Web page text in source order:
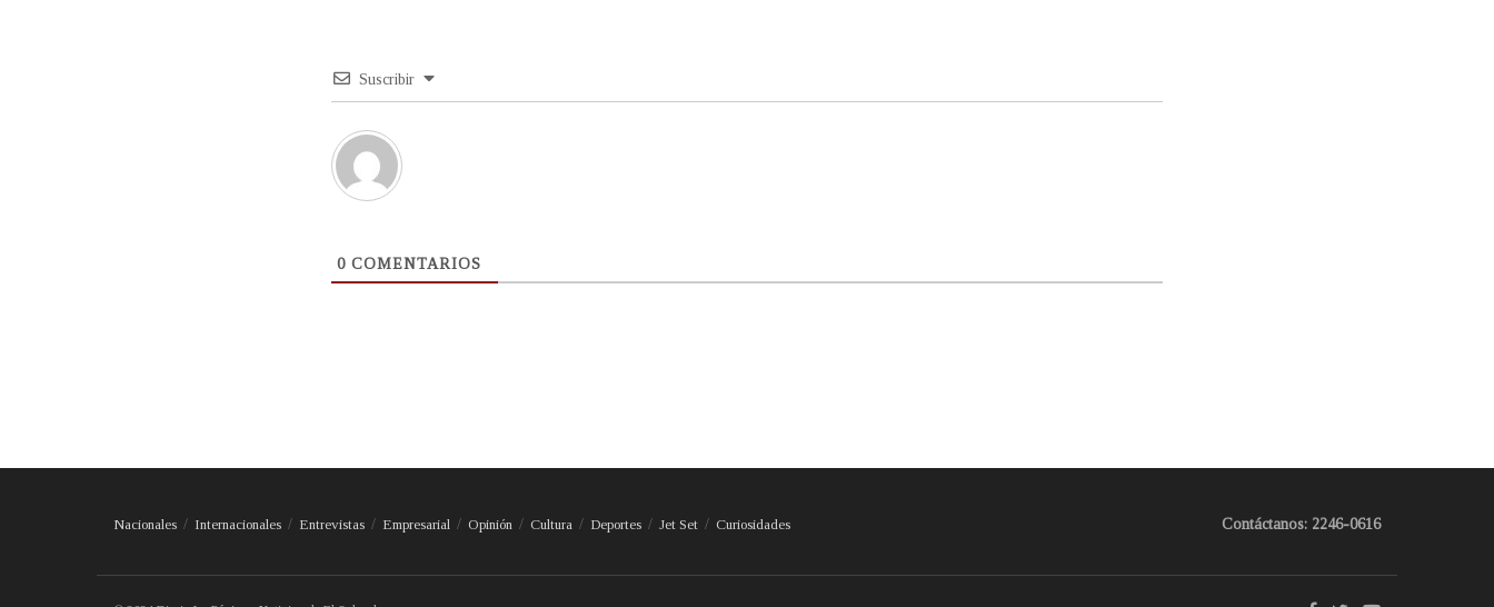
Suscribir
0 COMENTARIOS
Nacionales Internacionales Entrevistas Empresarial Opinión Cultura Deportes Jet Set Curiosidades Contáctanos: 2246-0616